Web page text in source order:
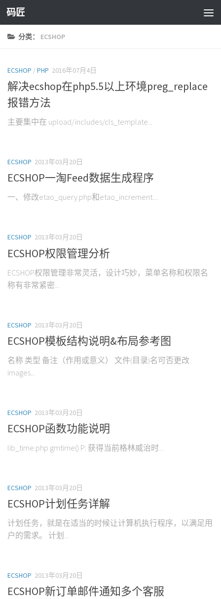
Skip to content
码匠
分类： ECSHOP
ECSHOP /PHP 2016年07月4日
解决ecshop在php5.5以上环境preg_replace
报错方法
主要集中在 upload/includes/cls_template...
ECSHOP 2013年03月20日
ECSHOP一淘Feed数据生成程序
一、修改etao_query.php和etao_increment....
ECSHOP 2013年03月20日
ECSHOP权限管理分析
ECSHOP权限管理非常灵活，设计巧妙，菜单名称和权限名
称有非常紧密...
ECSHOP 2013年03月20日
ECSHOP模板结构说明&布局参考图
名称 类型 备注（作用或意义） 文件(目录)名可否更改
images...
ECSHOP 2013年03月20日
ECSHOP函数功能说明
lib_time.php gmtime() P: 获得当前格林威治时...
ECSHOP 2013年03月20日
ECSHOP计划任务详解
计划任务，就是在适当的时候让计算机执行程序，以满足用
户的需求。 计划...
ECSHOP 2013年03月20日
ECSHOP新订单邮件通知多个客服